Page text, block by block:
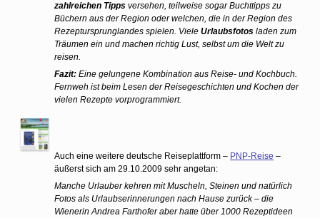
zahlreichen Tipps versehen, teilweise sogar Buchttipps zu
Büchern aus der Region oder welchen, die in der Region des
Rezeptursprunglandes spielen. Viele Urlaubsfotos laden zum
Träumen ein und machen richtig Lust, selbst um die Welt zu
reisen.
Fazit: Eine gelungene Kombination aus Reise- und Kochbuch.
Fernweh ist beim Lesen der Reisegeschichten und Kochen der
vielen Rezepte vorprogrammiert.
Auch eine weitere deutsche Reiseplattform – PNP-Reise –
äußerst sich am 29.10.2009 sehr angetan:
Manche Urlauber kehren mit Muscheln, Steinen und natürlich
Fotos als Urlaubserinnerungen nach Hause zurück – die
Wienerin Andrea Farthofer aber hatte über 1000 Rezeptideen